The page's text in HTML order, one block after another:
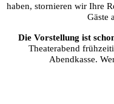
haben, stornieren wir Ihre
Gäste
Die Vorstellung ist
Theaterabend
Abendkasse.